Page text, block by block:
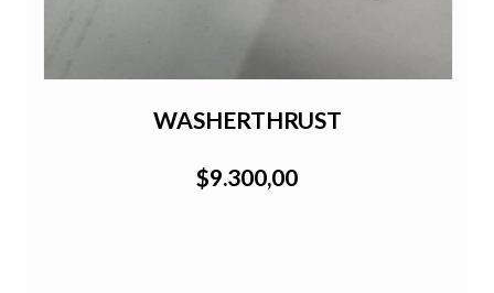
WASHERTHRUST
$9.300,00